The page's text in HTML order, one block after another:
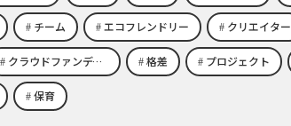
チーム エコフレンドリー クリエイター
クラウドファンディング eco 格差 プロジェクト
保育